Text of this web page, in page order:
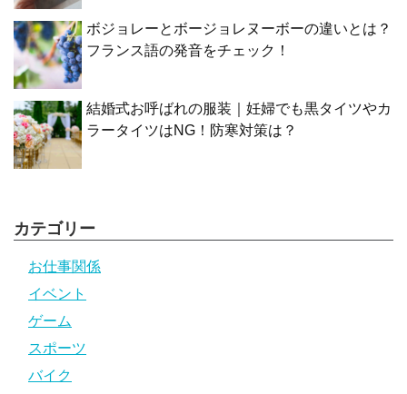
ボジョレーとボージョレヌーボーの違いとは？
フランス語の発音をチェック！
結婚式お呼ばれの服装｜妊婦でも黒タイツやカ
ラータイツはNG！防寒対策は？
カテゴリー
お仕事関係
イベント
ゲーム
スポーツ
バイク